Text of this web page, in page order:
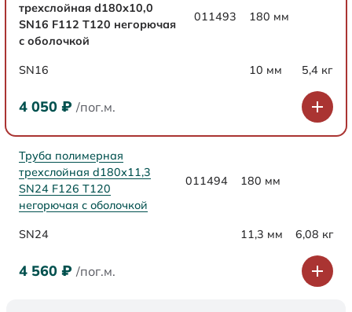
трехслойная d180х10,0
SN16 F112 Т120 негорючая
с оболочкой
011493 180 мм
SN16 10 мм 5,4 кг
4 050 ₽ /пог.м.
Труба полимерная
трехслойная d180х11,3
SN24 F126 Т120
негорючая с оболочкой
011494 180 мм
SN24 11,3 мм 6,08 кг
4 560 ₽ /пог.м.